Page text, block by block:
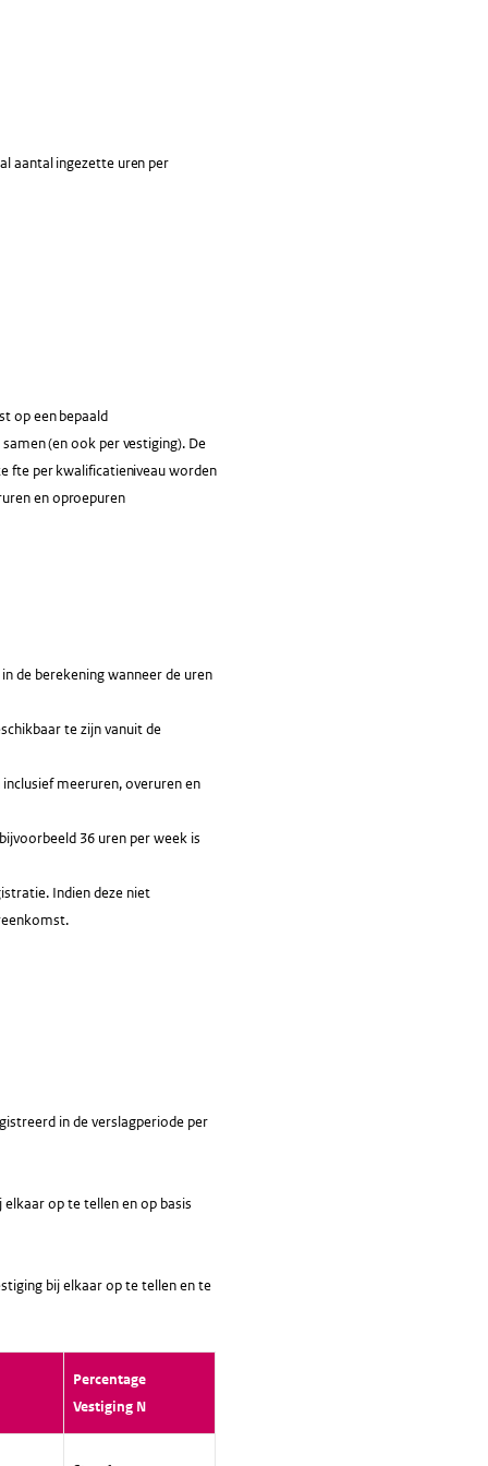
aantal ingezette uren per
op een bepaald
(en ook per vestiging). De
fte per kwalificatieniveau worden
en oproepuren
de berekening wanneer de uren
te zijn vanuit de
meeruren, overuren en
36 uren per week is
Indien deze niet
in de verslagperiode per
op te tellen en op basis
bij elkaar op te tellen en te
Percentage
Vestiging N